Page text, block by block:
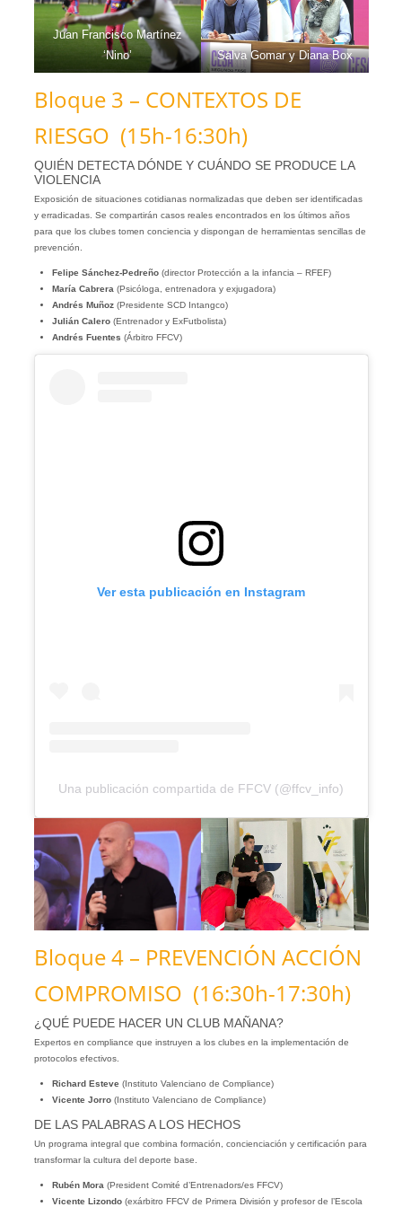
Juan Francisco Martínez
‘Nino’
Salva Gomar y Diana Box
Bloque 3 – CONTEXTOS DE
RIESGO (15h-16:30h)
QUIÉN DETECTA DÓNDE Y CUÁNDO SE PRODUCE LA
VIOLENCIA
Exposición de situaciones cotidianas normalizadas que deben ser identificadas
y erradicadas. Se compartirán casos reales encontrados en los últimos años
para que los clubes tomen conciencia y dispongan de herramientas sencillas de
prevención.
Felipe Sánchez-Pedreño(director Protección a la infancia – RFEF)
María Cabrera(Psicóloga, entrenadora y exjugadora)
Andrés Muñoz(Presidente SCD Intangco)
Julián Calero(Entrenador y ExFutbolista)
Andrés Fuentes (Árbitro FFCV)
Ver esta publicación en Instagram
Una publicación compartida de FFCV (@ffcv_info)
Bloque 4 – PREVENCIÓN ACCIÓN
COMPROMISO (16:30h-17:30h)
¿QUÉ PUEDE HACER UN CLUB MAÑANA?
Expertos en compliance que instruyen a los clubes en la implementación de
protocolos efectivos.
Richard Esteve (Instituto Valenciano de Compliance)
Vicente Jorro(Instituto Valenciano de Compliance)
DE LAS PALABRAS A LOS HECHOS
Un programa integral que combina formación, concienciación y certificación para
transformar la cultura del deporte base.
Rubén Mora (President Comité d’Entrenadors/es FFCV)
Vicente Lizondo(exárbitro FFCV de Primera División y profesor de l’Escola